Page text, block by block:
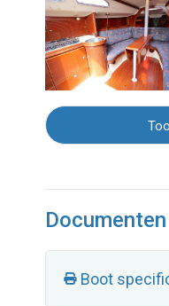
Documenten
Boot